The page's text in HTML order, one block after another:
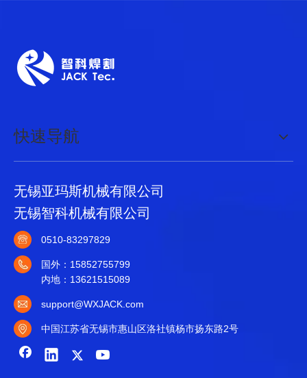
快速导航
无锡亚玛斯机械有限公司
无锡智科机械有限公司
0510-83297829
国外：15852755799
内地：13621515089
support@WXJACK.com
中国江苏省无锡市惠山区洛社镇杨市扬东路2号